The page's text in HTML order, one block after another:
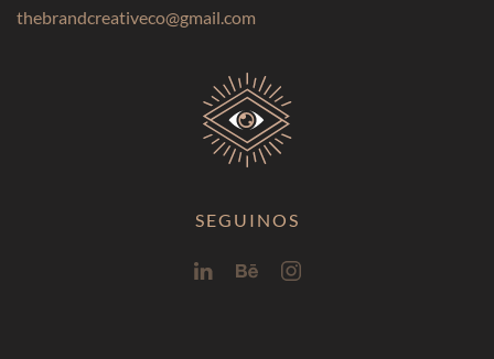
thebrandcreativeco@gmail.com
SEGUINOS